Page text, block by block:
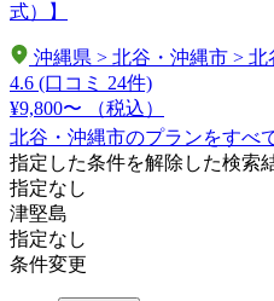
式）】
沖縄県 > 北谷・沖縄市 > 北
4.6 (口コミ 24件)
¥9,800〜
（税込）
北谷・沖縄市のプランをすべ
指定した条件を解除した検索
指定なし
津堅島
指定なし
条件変更